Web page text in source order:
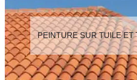
PEINTURE SUR TUILE ET